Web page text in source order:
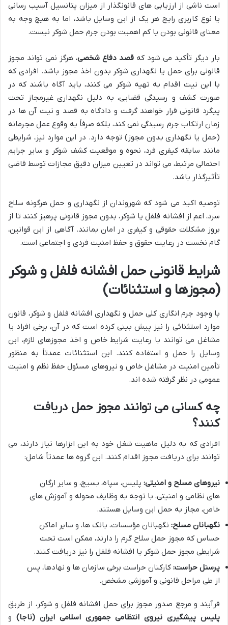
است ناشی از ارزیابی های قانونگذار از میزان پتانسیل آسیب رسانی
یا نوع کاربری رایج هر یک از این وسایل باشد، اما به هیچ وجه به
معنای قانونی بودن یا کم اهمیت بودن جرم حمل شوکر نیست.
بار دیگر تأکید می شود که قصد دفاع شخصی، هرگز نمی تواند مجوز
قانونی برای حمل یا نگهداری شوکر بدون اخذ مجوز باشد. افرادی که
با این نیت اقدام به تهیه شوکر می کنند، باید آگاه باشند که در
صورت کشف و رسیدگی قضایی، به دلیل نگهداری غیرمجاز تحت
پیگرد قانونی قرار خواهند گرفت و دادگاه به قصد و نیت آن ها در
زمان ارتکاب جرم رسیدگی نمی کند، بلکه صرفاً به وقوع عمل مجرمانه
(حمل یا نگهداری بدون مجوز) توجه دارد. در این موارد نیز، شرایطی
مانند سابقه کیفری فرد، نحوه و موقعیت کشف شوکر و سایر جرایم
احتمالی مرتبط، می تواند در تعیین میزان دقیق مجازات توسط قاضی
تأثیرگذار باشد.
توصیه اکید می شود که شهروندان از نگهداری و حمل هرگونه سلاح
سرد، اعم از افشانه فلفل یا شوکر، بدون مجوز قانونی پرهیز کنند تا از
بروز مشکلات حقوقی و کیفری در امان بمانند. آگاهی از این قوانین،
گام نخست در رعایت حقوق و حفظ امنیت فردی و اجتماعی است.
شرایط قانونی حمل افشانه فلفل و شوکر
(مجوزها و استثنائات)
با وجود جرم انگاری کلی حمل و نگهداری افشانه فلفل و شوکر، قانون
موارد استثنائی را نیز پیش بینی کرده است که در آن، برخی افراد یا
مشاغل می توانند با رعایت شرایط خاص و اخذ مجوزهای لازم، این
وسایل را حمل و استفاده کنند. این استثنائات عمدتاً به منظور
تأمین امنیت در مشاغل خاص و نیروهای مسئول حفظ نظم و امنیت
عمومی در نظر گرفته شده اند.
چه کسانی می توانند مجوز حمل دریافت
کنند؟
افرادی که به دلیل ماهیت شغل خود به این ابزارها نیاز دارند، می
توانند برای دریافت مجوز اقدام کنند. این گروه ها عمدتاً شامل:
نیروهای مسلح و امنیتی: پلیس، سپاه، بسیج، و سایر ارگان
های نظامی و امنیتی، با توجه به وظایف محوله و آموزش های
خاص، مجاز به حمل این وسایل هستند.
نگهبانان مسلح: نگهبانان مؤسسات، بانک ها، و سایر اماکن
حساس که مجوز حمل سلاح گرم را دارند، ممکن است تحت
شرایطی مجوز حمل شوکر یا افشانه فلفل را نیز دریافت کنند.
پرسنل حراست: کارکنان حراست برخی سازمان ها و نهادها، پس
از طی مراحل قانونی و آموزشی مشخص.
فرآیند و مرجع صدور مجوز برای حمل افشانه فلفل و شوکر، از طریق
پلیس پیشگیری نیروی انتظامی جمهوری اسلامی ایران (ناجا) و